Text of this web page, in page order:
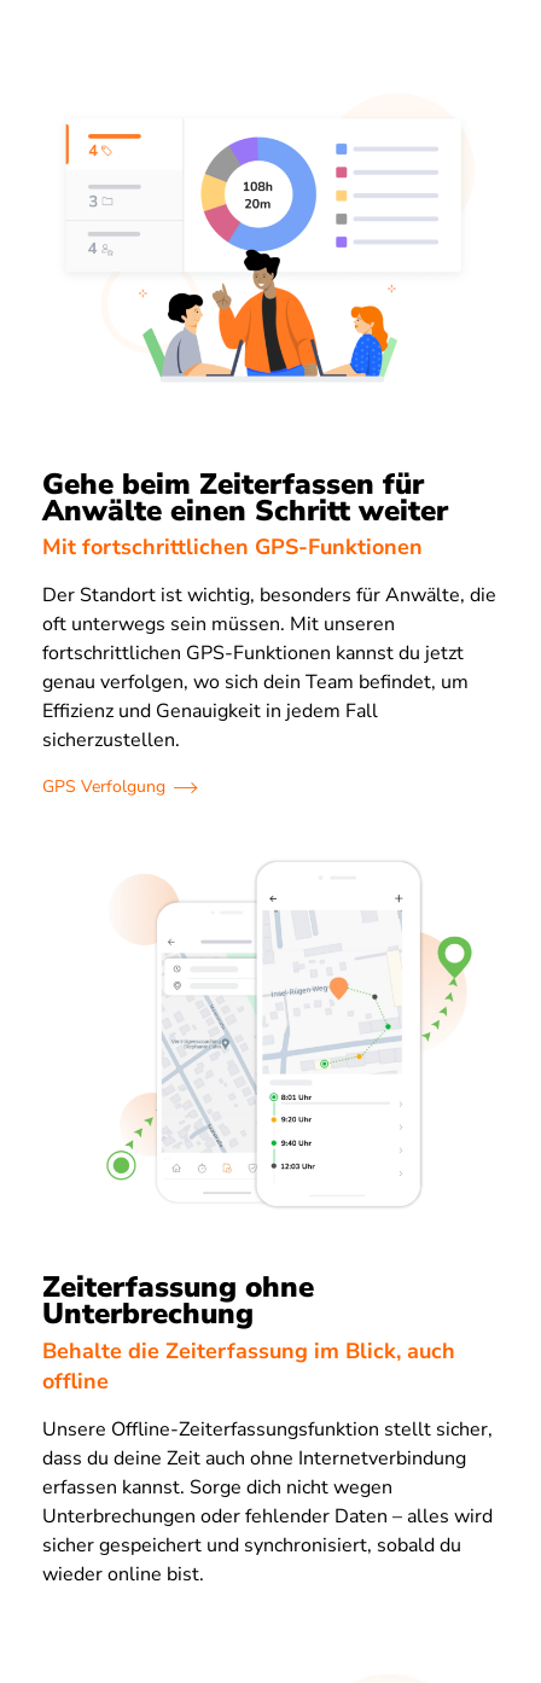
Gehe beim Zeiterfassen für
Anwälte einen Schritt weiter
Mit fortschrittlichen GPS-Funktionen
Der Standort ist wichtig, besonders für Anwälte, die
oft unterwegs sein müssen. Mit unseren
fortschrittlichen GPS-Funktionen kannst du jetzt
genau verfolgen, wo sich dein Team befindet, um
Effizienz und Genauigkeit in jedem Fall
sicherzustellen.
GPS Verfolgung
Zeiterfassung ohne
Unterbrechung
Behalte die Zeiterfassung im Blick, auch
offline
Unsere Offline-Zeiterfassungsfunktion stellt sicher,
dass du deine Zeit auch ohne Internetverbindung
erfassen kannst. Sorge dich nicht wegen
Unterbrechungen oder fehlender Daten – alles wird
sicher gespeichert und synchronisiert, sobald du
wieder online bist.